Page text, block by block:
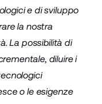
e di sviluppo
la nostra
La possibilità di
diluire i
o le esigenze